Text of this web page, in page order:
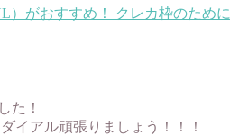
）がおすすめ！
クレカ枠のため
た！
イアル頑張りましょう！！！